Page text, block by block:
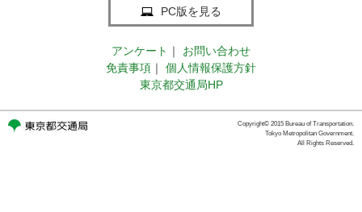
PC版を見る
アンケート ｜
お問い合わせ
免責事項 ｜
個人情報保護方針
東京都交通局HP
Copyright© 2015 Bureau of Transportation.
Tokyo Metropolitan Government.
All Rights Reserved.